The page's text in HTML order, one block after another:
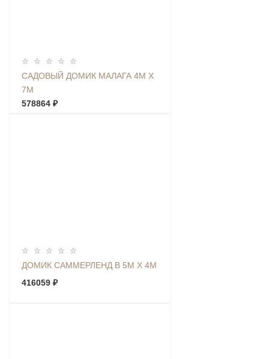
САДОВЫЙ ДОМИК МАЛАГА 4М Х
7М
578864 ₽
ДОМИК САММЕРЛЕНД В 5М Х 4М
416059 ₽